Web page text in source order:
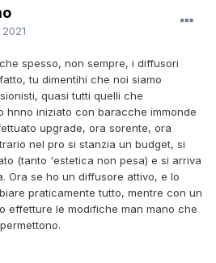
spesso, non sempre, i diffusori
tu dimentihi che noi siamo
quasi tutti quelli che
hnno iniziato con baracche immonde
upgrade, ora sorente, ora
nel pro si stanzia un budget, si
(tanto 'estetica non pesa) e si arriva
Ora se ho un diffusore attivo, e lo
praticamente tutto, mentre con un
effetture le modifiche man mano che